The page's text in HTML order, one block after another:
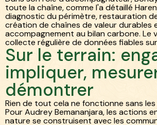
toute la chaîne, comme l'a détaillé
diagnostic du périmètre, restauration
création de chaînes de valeur durables
accompagnement au bilan carbone. Le
collecte régulière de données fiables
Sur le terrain:
impliquer,
démontrer
Rien de tout cela ne fonctionne sans
Pour Audrey Bemananjara, les actions
nature se construisent avec les